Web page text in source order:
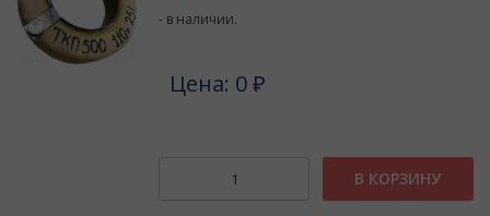
- в наличии.
Цена: 0 ₽
В КОРЗИНУ